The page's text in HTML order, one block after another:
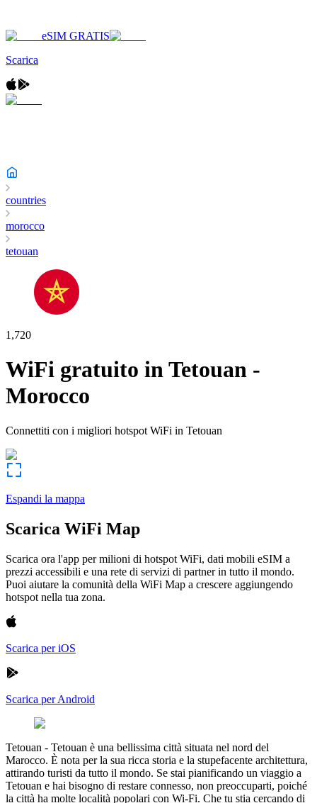
eSIM GRATIS
Scarica
countries
morocco
tetouan
1,720
WiFi gratuito inTetouan -
Morocco
Connettiti con i migliori hotspot WiFi in Tetouan
Espandi la mappa
Scarica WiFi Map
Scarica ora l'app per milioni di hotspot WiFi, dati mobili eSIM a
prezzi accessibili e una rete di servizi di partner in tutto il mondo.
Puoi aiutare la comunità della WiFi Map a crescere aggiungendo
hotspot nella tua zona.
Scarica per iOS
Scarica per Android
Tetouan - Tetouan è una bellissima città situata nel nord del
Marocco. È nota per la sua ricca storia e la stupefacente architettura,
attirando turisti da tutto il mondo. Se stai pianificando un viaggio a
Tetouan e hai bisogno di restare connesso, non preoccuparti, poiché
la città ha molte località popolari con Wi-Fi. Che tu stia cercando di